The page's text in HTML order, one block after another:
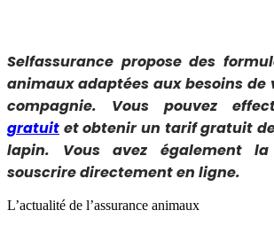
Selfassurance propose des
animaux adaptées aux besoins
compagnie. Vous pouvez
gratuit et obtenir un tarif gratuit
lapin. Vous avez également
souscrire directement en ligne.
L’actualité de l’assurance animaux